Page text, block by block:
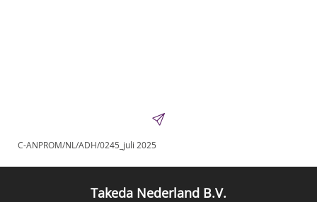
C-ANPROM/NL/ADH/0245_juli 2025
Takeda Nederland B.V.